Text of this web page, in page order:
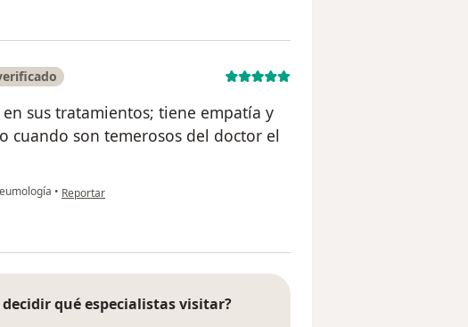
sus tratamientos; tiene empatía y
cuando son temerosos del doctor el
• en opinión del usuario Claudia G.
Reportar
qué especialistas visitar?